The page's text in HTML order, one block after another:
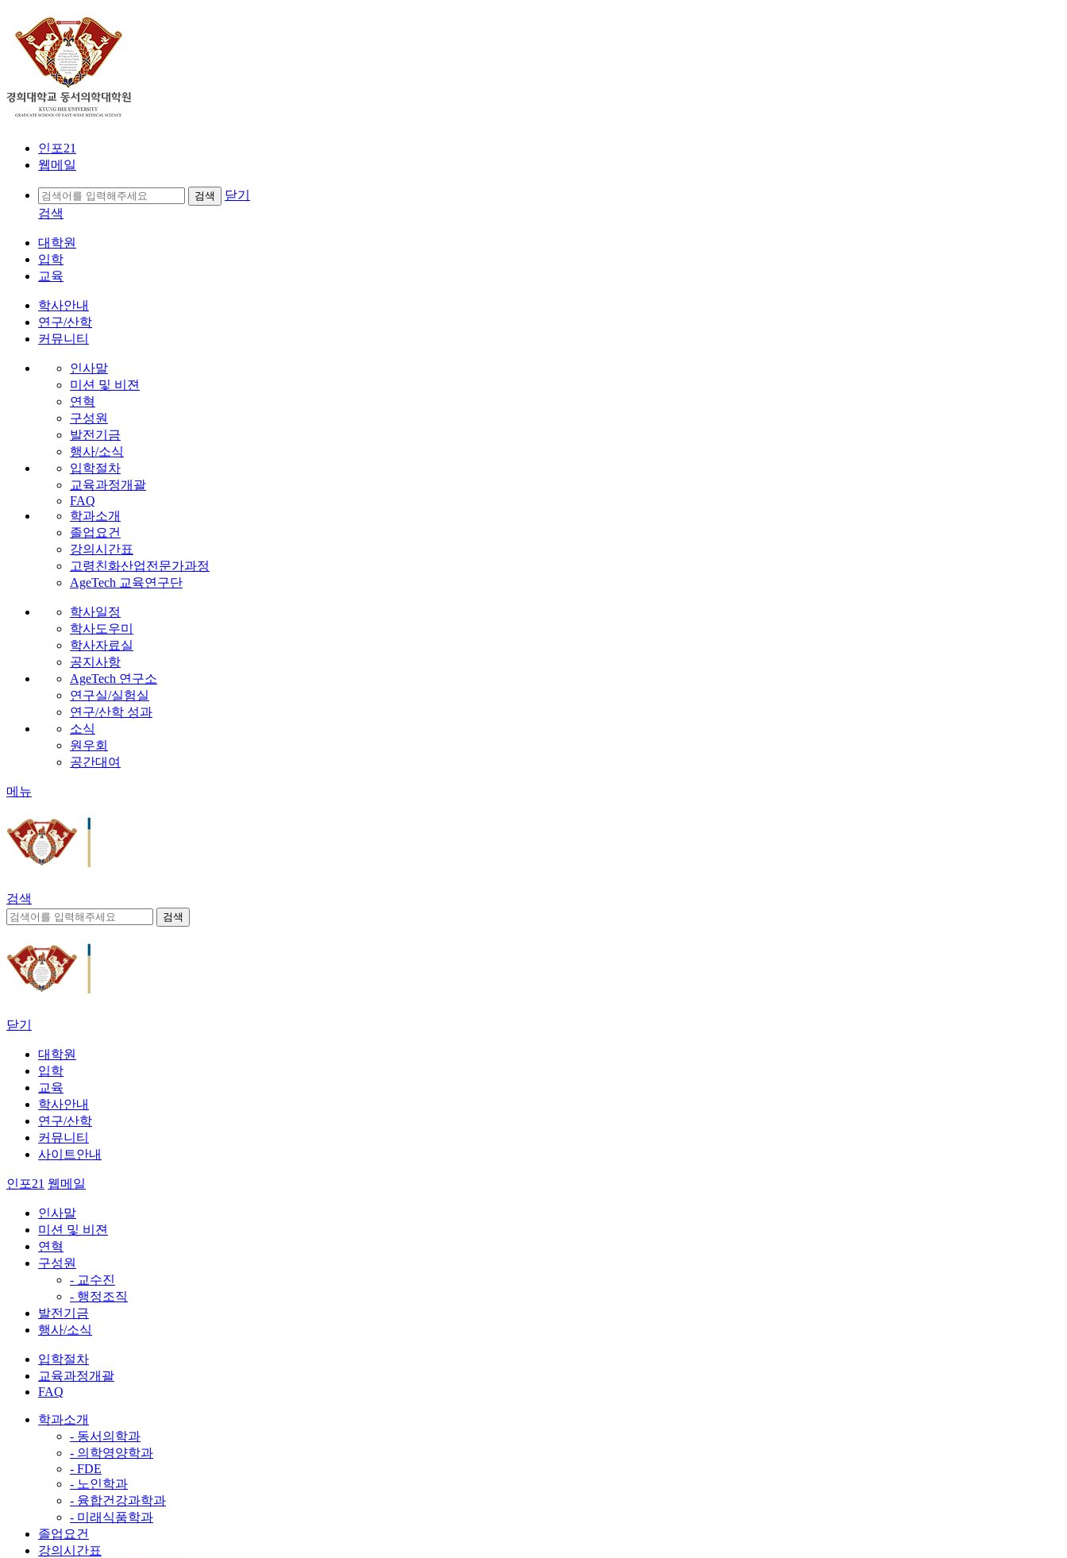
인포21
웹메일
닫기
검색
대학원
입학
교육
학사안내
연구/산학
커뮤니티
인사말
미션 및 비젼
연혁
구성원
발전기금
행사/소식
입학절차
교육과정개괄
FAQ
학과소개
졸업요건
강의시간표
고령친화산업전문가과정
AgeTech 교육연구단
학사일정
학사도우미
학사자료실
공지사항
AgeTech 연구소
연구실/실험실
연구/산학 성과
소식
원우회
공간대여
메뉴
검색
닫기
대학원
입학
교육
학사안내
연구/산학
커뮤니티
사이트안내
인포21 웹메일
인사말
미션 및 비젼
연혁
구성원
- 교수진
- 행정조직
발전기금
행사/소식
입학절차
교육과정개괄
FAQ
학과소개
- 동서의학과
- 의학영양학과
- FDE
- 노인학과
- 융합건강과학과
- 미래식품학과
졸업요건
강의시간표